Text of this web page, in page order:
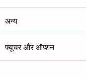
अन्य
फ्यूचर और ऑप्शन